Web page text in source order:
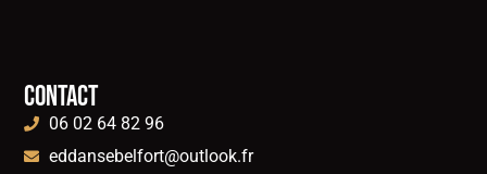
Contact
06 02 64 82 96
eddansebelfort@outlook.fr